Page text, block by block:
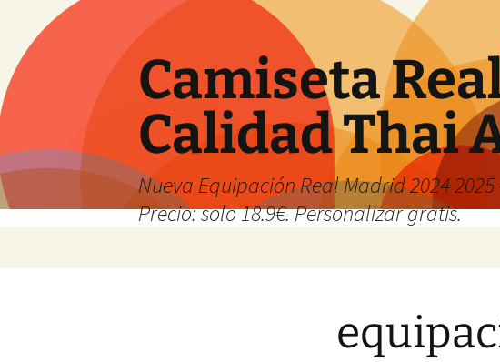
Camiseta
Calidad Thai
Nueva Equipación Real Madrid 2024
Precio: solo 18.9€. Personalizar gratis.